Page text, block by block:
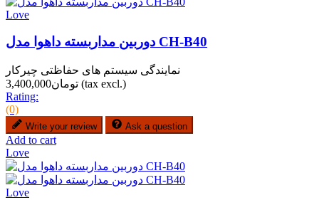
Love
دوربین مداربسته داهوا مدل CH-B40
نمایندگی سیستم های حفاظتی چیرکار
تومان3,400,000 (tax excl.)
Rating:
(0)
Write your review Ask a question
Add to cart
Love
Love